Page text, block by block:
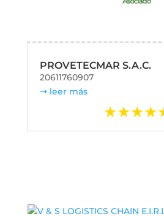
PROVETECMAR S.A.C.
20611760907
leer más